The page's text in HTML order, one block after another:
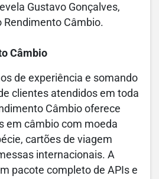
Gustavo Gonçalves,
Câmbio.
Câmbio
de experiência e somando
clientes atendidos em toda
Câmbio oferece
em câmbio com moeda
cartões de viagem
internacionais. A
pacote completo de APIs e